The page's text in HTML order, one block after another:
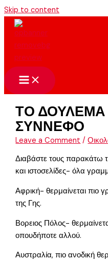
Skip to content
ΤΟ ΔΟΥΛΕΜΑ
ΣΥΝΝΕΦΟ
Leave a Comment /
Διαβάστε τους παρακάτω
και ιστοσελίδες- όλα
Αφρική- θερμαίνεται πιο
της Γης.
Βορειος Πόλος-
οπουδήποτε αλλού.
Αυστραλία, πιο ανοδική